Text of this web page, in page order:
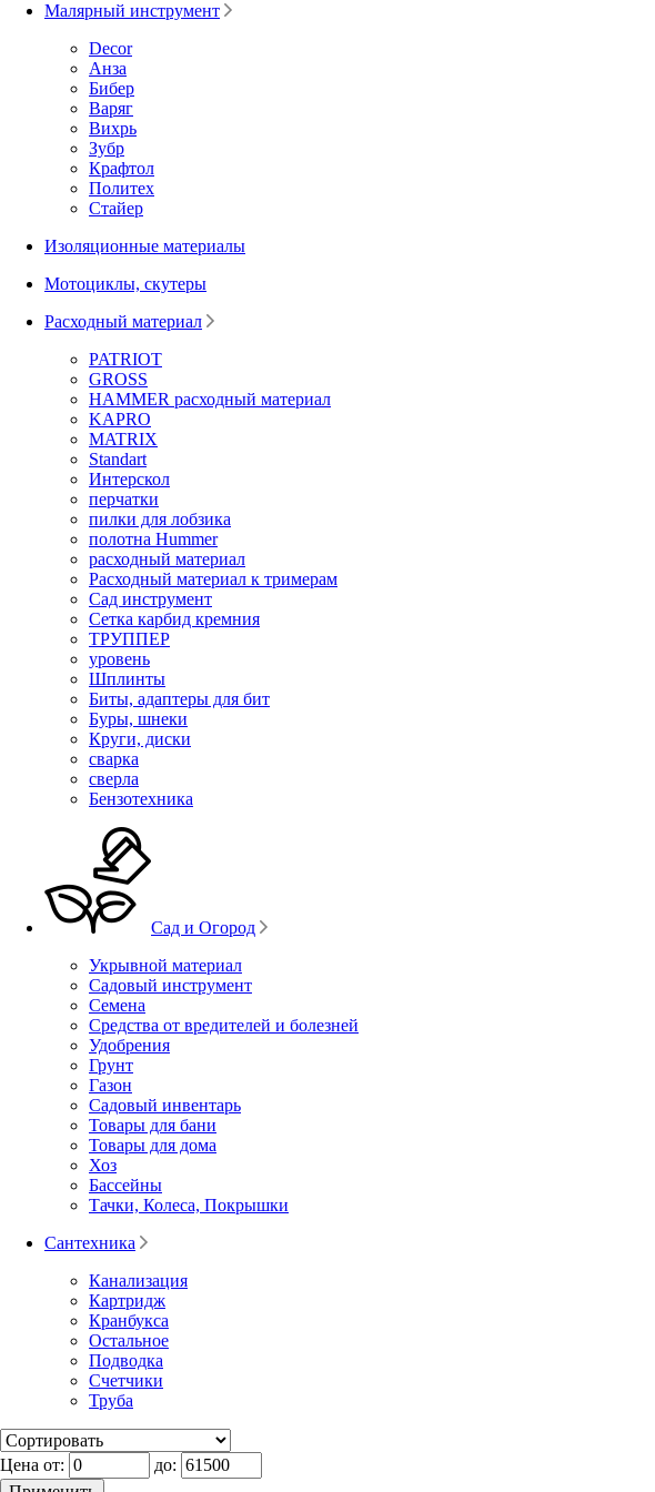
Малярный инструмент
Decor
Анза
Бибер
Варяг
Вихрь
Зубр
Крафтол
Политех
Стайер
Изоляционные материалы
Мотоциклы, скутеры
Расходный материал
PATRIOT
GROSS
HAMMER расходный материал
KAPRO
MATRIX
Standart
Интерскол
перчатки
пилки для лобзика
полотна Hummer
расходный материал
Расходный материал к тримерам
Сад инструмент
Сетка карбид кремния
ТРУППЕР
уровень
Шплинты
Биты, адаптеры для бит
Буры, шнеки
Круги, диски
сварка
сверла
Бензотехника
Сад и Огород
Укрывной материал
Садовый инструмент
Семена
Средства от вредителей и болезней
Удобрения
Грунт
Газон
Садовый инвентарь
Товары для бани
Товары для дома
Хоз
Бассейны
Тачки, Колеса, Покрышки
Сантехника
Канализация
Картридж
Кранбукса
Остальное
Подводка
Счетчики
Труба
Цена от: до: